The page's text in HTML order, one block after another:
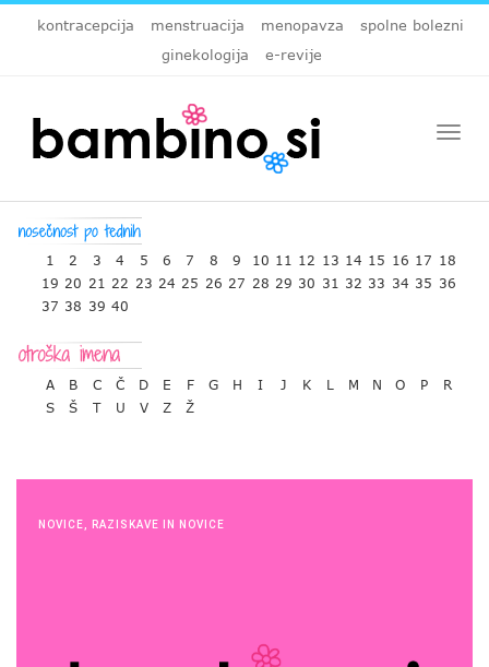
kontracepcija menstruacija menopavza
spolne bolezni
ginekologija
e-revije
1 2 3 4 5 6 7 8 9 10 11 12 13 14 15 16 17 18
19 20 21 22 23 24 25 26 27 28 29 30 31 32 33 34 35 36
37 38 39 40
A B C Č D E F G H I J K L M N O P
R
S
Š T U V Z Ž
NOVICE RAZISKAVE IN NOVICE